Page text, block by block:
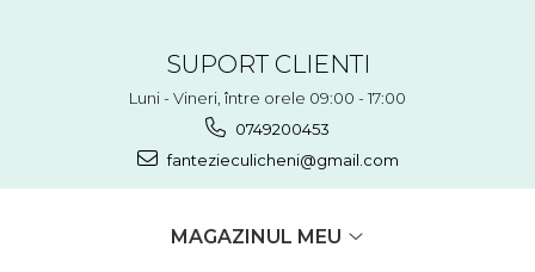
SUPORT CLIENTI
Luni - Vineri, între orele 09:00 - 17:00
0749200453
fantezieculicheni@gmail.com
MAGAZINUL MEU